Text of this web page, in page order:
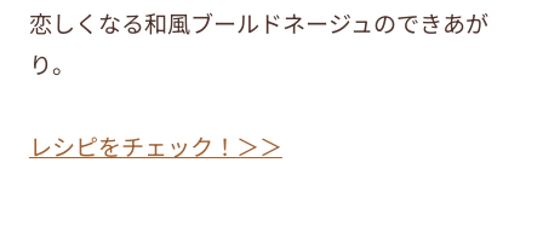
恋しくなる和風ブールドネージュのできあが
り。
レシピをチェック！＞＞